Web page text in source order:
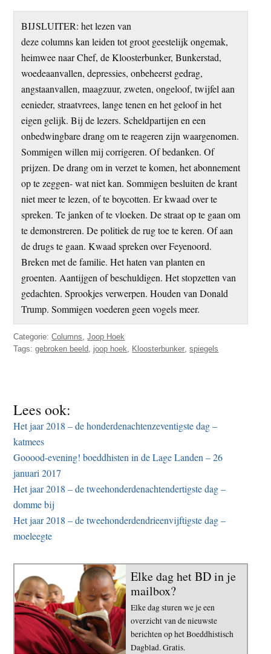
BIJSLUITER: het lezen van
deze columns kan leiden tot groot geestelijk ongemak,
heimwee naar Chef, de Kloosterbunker, Bunkerstad,
woedeaanvallen, depressies, onbeheerst gedrag,
angstaanvallen, maagzuur, zweten, ongeloof, twijfel aan
eenieder, straatvrees, lange tenen en het geloof in het
eigen gelijk. Bij de lezers. Scheldpartijen en een
onbedwingbare drang om te reageren zijn waargenomen.
Sommigen willen mij corrigeren. Of bedanken. Of
prijzen. De drang om in verzet te komen, het abonnement
op te zeggen- wat niet kan. Sommigen besluiten de krant
niet meer te lezen, of te boycotten. Er kwaad over te
spreken. Te janken of te vloeken. De straat op te gaan om
te demonstreren. De politiek de rug toe te keren. Of aan
de drugs te gaan. Kwaad spreken over Feyenoord.
Breken met de familie. Het haten van planten en
groenten. Aantijgen of beschuldigen. Het stopzetten van
gedachten. Sprookjes verwerpen. Houden van Donald
Trump. Sommigen voederen geen vogels meer.
Categorie:Columns,Joop Hoek
Tags:gebroken beeld, joop hoek, Kloosterbunker,spiegels
Lees ook:
Het jaar 2018 – de honderdenachtenzeventigste dag –
katmees
Gooood-evening! boeddhisten in de Lage Landen – 26
januari 2017
Het jaar 2018 – de tweehonderdenachtendertigste dag –
domme bij
Het jaar 2018 – de tweehonderdendrieenvijftigste dag –
moeleegte
Elke dag het BD in je
mailbox?
Elke dag sturen we je een
overzicht van de nieuwste
berichten op het Boeddhistisch
Dagblad. Gratis.